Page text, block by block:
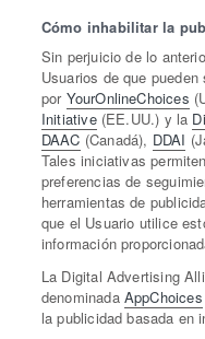
Cómo inhabilitar la
Sin perjuicio de lo
Usuarios de que
por YourOnlineChoices
Initiative(EE.UU.) y la
DAAC (Canadá), DDAI
Tales iniciativas
preferencias de
herramientas de
que el Usuario utilice
información
La Digital Advertising
denominada AppChoices
la publicidad basada en